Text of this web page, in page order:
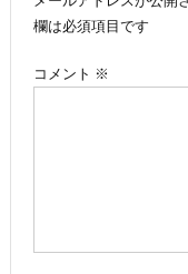
ビ
ゲ
欄は必須項目です
コメント ※